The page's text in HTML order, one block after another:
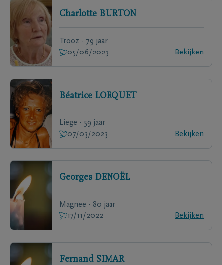
Charlotte BURTON
Trooz - 79 jaar
05/06/2023
Bekijken
Béatrice LORQUET
Liege - 59 jaar
07/03/2023
Bekijken
Georges DENOËL
Magnee - 80 jaar
17/11/2022
Bekijken
Fernand SIMAR